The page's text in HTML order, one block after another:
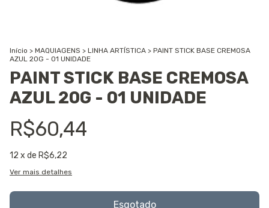
Início > MAQUIAGENS > LINHA ARTÍSTICA > PAINT STICK BASE CREMOSA
AZUL 20G - 01 UNIDADE
PAINT STICK BASE CREMOSA
AZUL 20G - 01 UNIDADE
R$60,44
12 x de R$6,22
Ver mais detalhes